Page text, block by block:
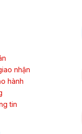
nhận
hành
tin